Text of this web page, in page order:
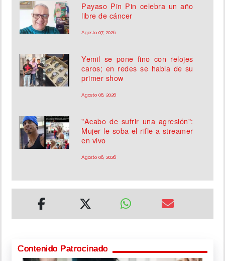
Payaso Pin Pin celebra un año
libre de cáncer
Agosto 07, 2026
Yemil se pone fino con relojes
caros; en redes se habla de su
primer show
Agosto 06, 2026
"Acabo de sufrir una agresión":
Mujer le soba el rifle a streamer
en vivo
Agosto 06, 2026
Contenido Patrocinado